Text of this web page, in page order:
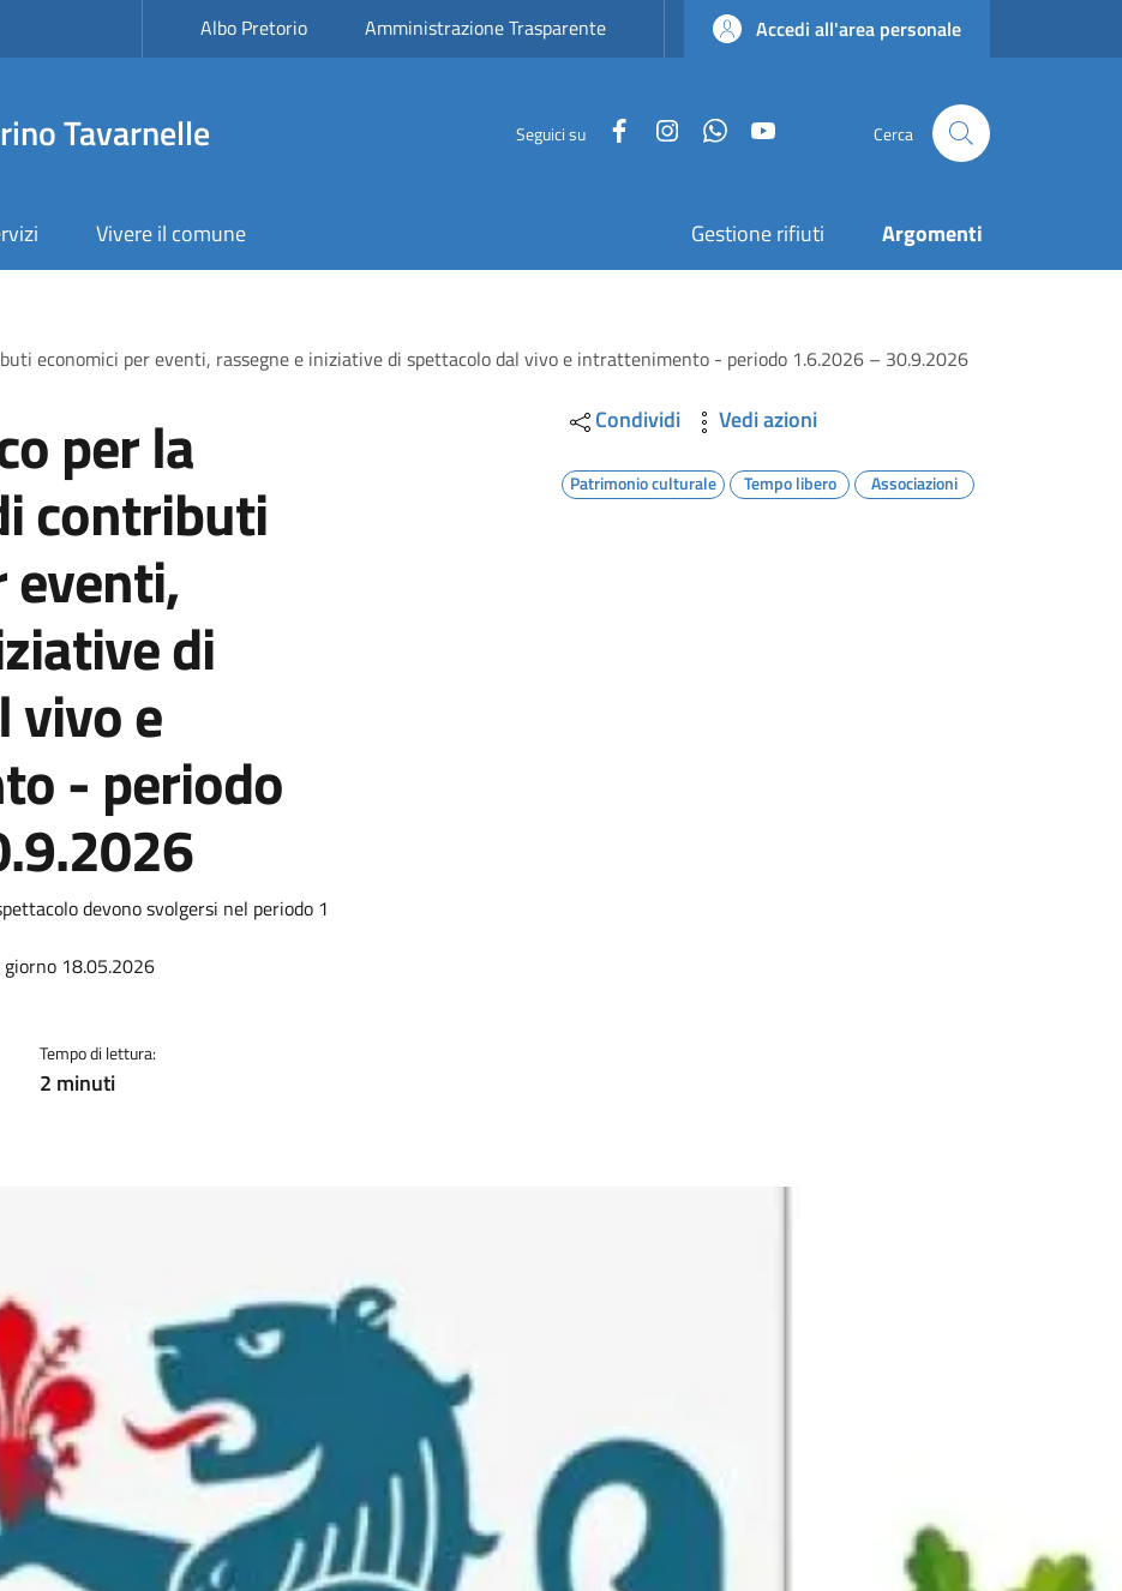
Albo Pretorio Amministrazione Trasparente Accedi all'area personale
Tavarnelle Seguici su FacebookInstagramWhatsApp Cerca
Vivere il comune Gestione rifiuti Argomenti
economici per eventi, rassegne e iniziative di spettacolo dal vivo e intrattenimento - periodo 1.6.2026 – 30.9.2026
per la
contributi
eventi,
di
vivo e
- periodo
devono svolgersi nel periodo 1
giorno 18.05.2026
Tempo di lettura:
2 minuti
Condividi Vedi azioni
Patrimonio culturale Tempo libero Associazioni